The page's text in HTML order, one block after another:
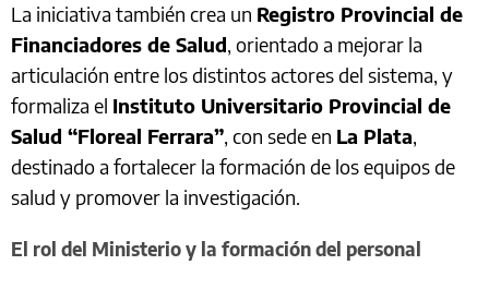
La iniciativa también crea un Registro Provincial de
Financiadores de Salud, orientado a mejorar la
articulación entre los distintos actores del sistema, y
formaliza el Instituto Universitario Provincial de
Salud “Floreal Ferrara”, con sede en La Plata,
destinado a fortalecer la formación de los equipos de
salud y promover la investigación.
El rol del Ministerio y la formación del personal